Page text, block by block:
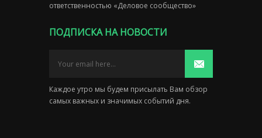
ответственностью «Деловое сообщество»
ПОДПИСКА НА НОВОСТИ
Каждое утро мы будем присылать Вам обзор
самых важных и значимых событий дня.